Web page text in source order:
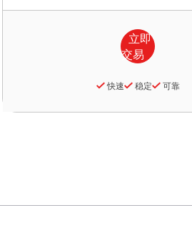
快速 稳定 可靠